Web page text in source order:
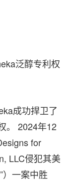
泛醇专利权
成功捍卫了
。 2024年12
for
LLC侵犯其美
）一案中胜